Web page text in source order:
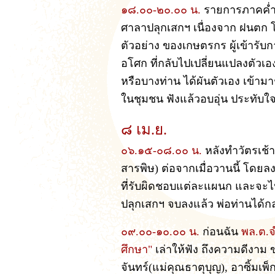
๑๘.๐๐-๒๐.๐๐ น. รายการภาค
ศาลาปลุกเสกฯ เนื่องจาก ฝนตก
ตัวอย่าง ของเกษตรกร ผู้เข้ารั
อโศก ที่กลับไปเปลี่ยนแปลงตัว
หรือบางท่าน ได้ผันตัวเอง เข้าม
ในชุมชน ฟังแล้วอบอุ่น ประทับ
๘ เม.ย.
๐๖.๑๕-๐๘.๐๐ น. หลังทำวัตรเ
สารพิษ) ต่อจากเมื่อวานนี้ โดยล
ที่รับผิดชอบแต่ละแผนก และจะ
ปลุกเสกฯ จบลงแล้ว พ่อท่านไ
๐๙.๐๐-๑๐.๐๐ น. ก่อนฉัน พล.ต.
ศึกษา" เล่าให้ฟัง ถึงความดีงาม
จันทร์(แม่คุณธาตุบุญ), อาซิ้มเพ็